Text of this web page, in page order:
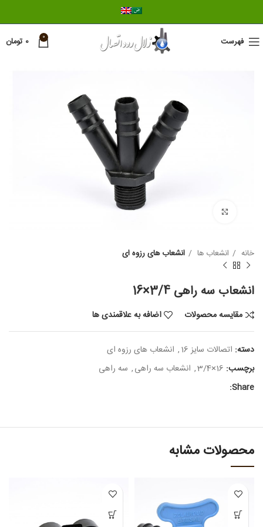
فهرست 0
0 تومان
برای بزرگنمایی کلیک کنید
خانه انشعاب ها انشعاب های رزوه ای
انشعاب سه راهی 3/4×16
مقایسه محصولات اضافه به علاقمندی ها
دسته: اتصالات سایز 16 , انشعاب های رزوه ای
برچسب: 16×3/4
, انشعاب سه راهی, سه راهی
Share:
محصولات مشابه